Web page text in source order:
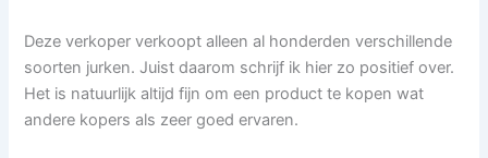
Deze verkoper verkoopt alleen al honderden verschillende
soorten jurken. Juist daarom schrijf ik hier zo positief over.
Het is natuurlijk altijd fijn om een product te kopen wat
andere kopers als zeer goed ervaren.